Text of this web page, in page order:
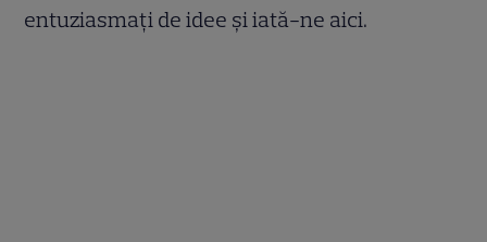
entuziasmați de idee și iată-ne aici.